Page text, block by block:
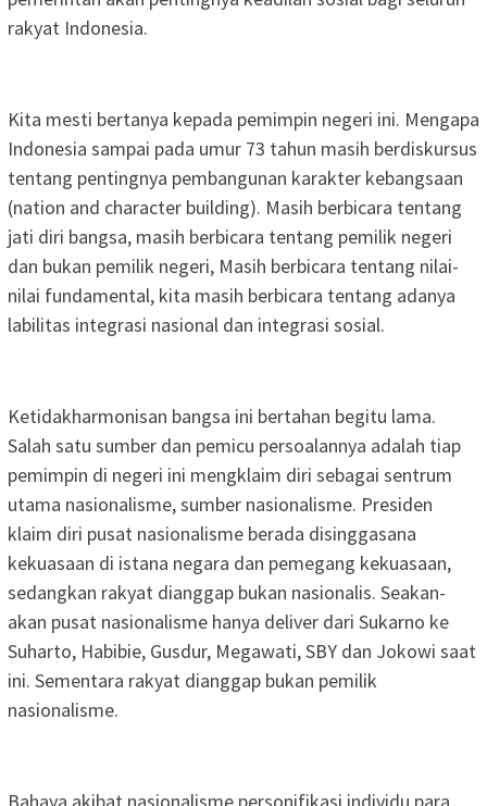
rakyat Indonesia.
Kita mesti bertanya kepada pemimpin negeri ini. Mengapa
Indonesia sampai pada umur 73 tahun masih berdiskursus
tentang pentingnya pembangunan karakter kebangsaan
(nation and character building). Masih berbicara tentang
jati diri bangsa, masih berbicara tentang pemilik negeri
dan bukan pemilik negeri, Masih berbicara tentang nilai-
nilai fundamental, kita masih berbicara tentang adanya
labilitas integrasi nasional dan integrasi sosial.
Ketidakharmonisan bangsa ini bertahan begitu lama.
Salah satu sumber dan pemicu persoalannya adalah tiap
pemimpin di negeri ini mengklaim diri sebagai sentrum
utama nasionalisme, sumber nasionalisme. Presiden
klaim diri pusat nasionalisme berada disinggasana
kekuasaan di istana negara dan pemegang kekuasaan,
sedangkan rakyat dianggap bukan nasionalis. Seakan-
akan pusat nasionalisme hanya deliver dari Sukarno ke
Suharto, Habibie, Gusdur, Megawati, SBY dan Jokowi saat
ini. Sementara rakyat dianggap bukan pemilik
nasionalisme.